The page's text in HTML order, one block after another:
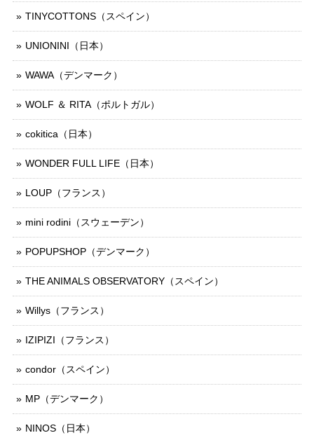
TINYCOTTONS（スペイン）
UNIONINI（日本）
WAWA（デンマーク）
WOLF ＆ RITA（ポルトガル）
cokitica（日本）
WONDER FULL LIFE（日本）
LOUP（フランス）
mini rodini（スウェーデン）
POPUPSHOP（デンマーク）
THE ANIMALS OBSERVATORY（スペイン）
Willys（フランス）
IZIPIZI（フランス）
condor（スペイン）
MP（デンマーク）
NINOS（日本）